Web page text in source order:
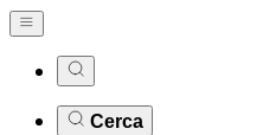
Cerca